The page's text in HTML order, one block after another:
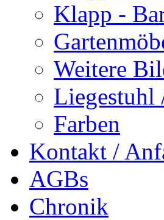
Klapp -
Weitere
Liegestuhl
Farben
Kontakt /
AGBs
Chronik